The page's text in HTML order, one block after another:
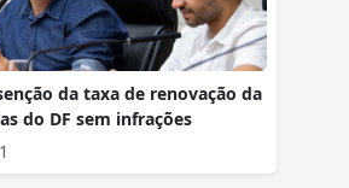
da taxa de renovação da
do DF sem infrações